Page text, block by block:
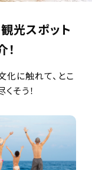
光スポット
化に触れて、とこ
そう！